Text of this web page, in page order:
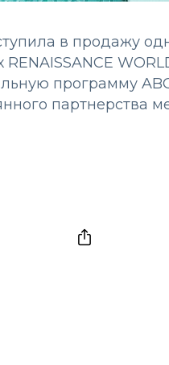
в продажу
программу
партнерства